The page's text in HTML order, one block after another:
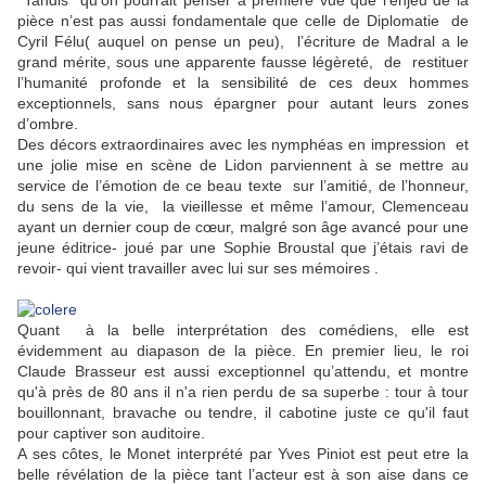
pièce n’est pas aussi fondamentale que celle de Diplomatie de
Cyril Félu( auquel on pense un peu), l’écriture de Madral a le
grand mérite, sous une apparente fausse légèreté, de restituer
l’humanité profonde et la sensibilité de ces deux hommes
exceptionnels, sans nous épargner pour autant leurs zones
d’ombre.
Des décors extraordinaires avec les nymphéas en impression et
une jolie mise en scène de Lidon parviennent à se mettre au
service de l’émotion de ce beau texte sur l’amitié, de l’honneur,
du sens de la vie, la vieillesse et même l’amour, Clemenceau
ayant un dernier coup de cœur, malgré son âge avancé pour une
jeune éditrice- joué par une Sophie Broustal que j’étais ravi de
revoir- qui vient travailler avec lui sur ses mémoires .
Quant à la belle interprétation des comédiens, elle est
évidemment au diapason de la pièce. En premier lieu, le roi
Claude Brasseur est aussi exceptionnel qu’attendu, et montre
qu'à près de 80 ans il n'a rien perdu de sa superbe : tour à tour
bouillonnant, bravache ou tendre, il cabotine juste ce qu'il faut
pour captiver son auditoire.
A ses côtes, le Monet interprété par Yves Piniot est peut etre la
belle révélation de la pièce tant l’acteur est à son aise dans ce